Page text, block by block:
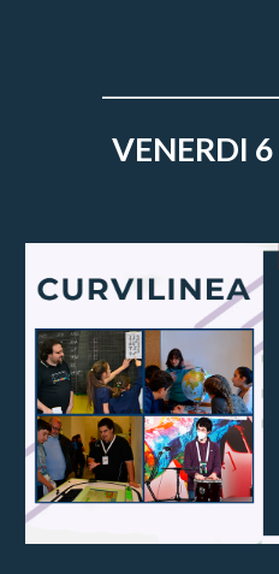
VENERDI